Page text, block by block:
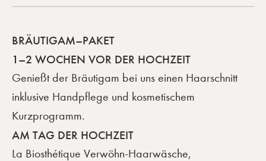
BRÄUTIGAM–PAKET
1–2 WOCHEN VOR DER HOCHZEIT
Genießt der Bräutigam bei uns einen Haarschnitt
inklusive Handpflege und kosmetischem
Kurzprogramm.
AM TAG DER HOCHZEIT
La Biosthétique Verwöhn-Haarwäsche,